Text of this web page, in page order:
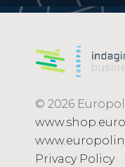
© 2026 Europol
Privacy Policy